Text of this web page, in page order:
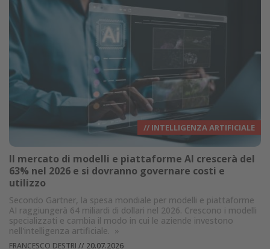
// INTELLIGENZA ARTIFICIALE
Il mercato di modelli e piattaforme AI crescerà del
63% nel 2026 e si dovranno governare costi e
utilizzo
Secondo Gartner, la spesa mondiale per modelli e piattaforme
AI raggiungerà 64 miliardi di dollari nel 2026. Crescono i modelli
specializzati e cambia il modo in cui le aziende investono
nell'intelligenza artificiale. »
FRANCESCO DESTRI // 20.07.2026